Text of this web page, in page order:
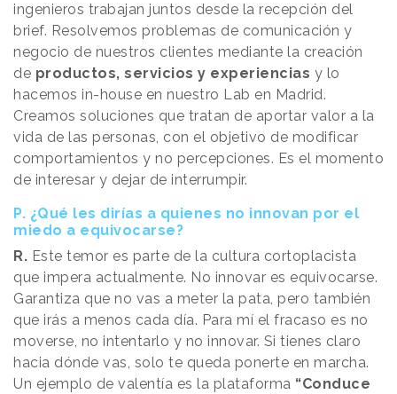
ingenieros trabajan juntos desde la recepción del
brief. Resolvemos problemas de comunicación y
negocio de nuestros clientes mediante la creación
de productos, servicios y experiencias y lo
hacemos in-house en nuestro Lab en Madrid.
Creamos soluciones que tratan de aportar valor a la
vida de las personas, con el objetivo de modificar
comportamientos y no percepciones. Es el momento
de interesar y dejar de interrumpir.
P. ¿Qué les dirías a quienes no innovan por el
miedo a equivocarse?
R. Este temor es parte de la cultura cortoplacista
que impera actualmente. No innovar es equivocarse.
Garantiza que no vas a meter la pata, pero también
que irás a menos cada día. Para mí el fracaso es no
moverse, no intentarlo y no innovar. Si tienes claro
hacia dónde vas, solo te queda ponerte en marcha.
Un ejemplo de valentía es la plataforma “Conduce